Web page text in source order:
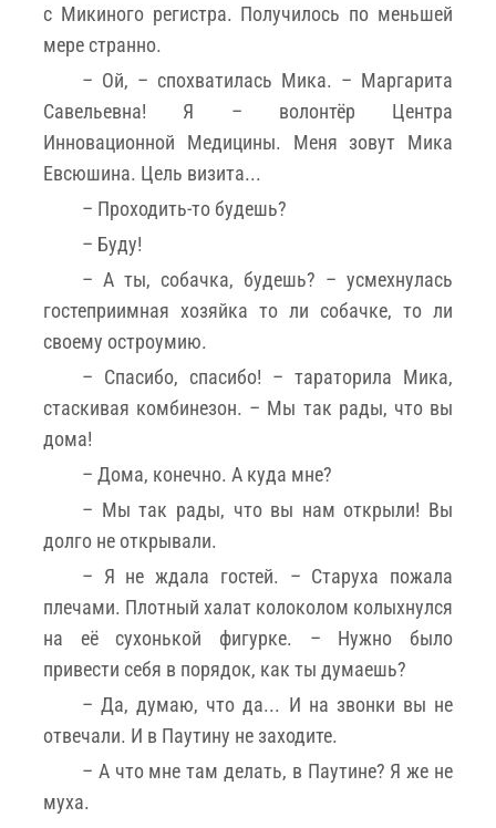
с Микиного регистра. Получилось по меньшей
мере странно.
– Ой, – спохватилась Мика. – Маргарита
Савельевна! Я – волонтёр Центра
Инновационной Медицины. Меня зовут Мика
Евсюшина. Цель визита...
– Проходить-то будешь?
– Буду!
– А ты, собачка, будешь? – усмехнулась
гостеприимная хозяйка то ли собачке, то ли
своему остроумию.
– Спасибо, спасибо! – тараторила Мика,
стаскивая комбинезон. – Мы так рады, что вы
дома!
– Дома, конечно. А куда мне?
– Мы так рады, что вы нам открыли! Вы
долго не открывали.
– Я не ждала гостей. – Старуха пожала
плечами. Плотный халат колоколом колыхнулся
на её сухонькой фигурке. – Нужно было
привести себя в порядок, как ты думаешь?
– Да, думаю, что да... И на звонки вы не
отвечали. И в Паутину не заходите.
– А что мне там делать, в Паутине? Я же не
муха.